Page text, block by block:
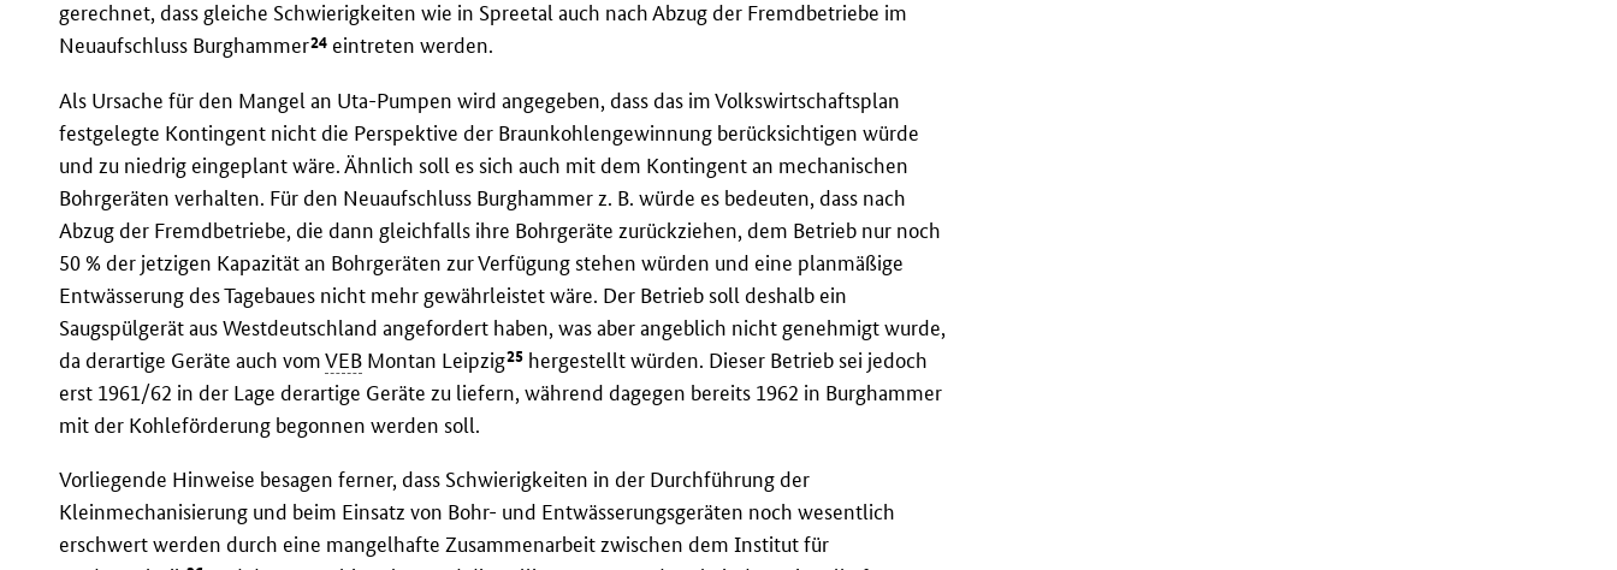
gerechnet, dass gleiche Schwierigkeiten wie in Spreetal auch nach Abzug der Fremdbetriebe im
Neuaufschluss Burghammer24 eintreten werden.
Als Ursache für den Mangel an Uta-Pumpen wird angegeben, dass das im Volkswirtschaftsplan
festgelegte Kontingent nicht die Perspektive der Braunkohlengewinnung berücksichtigen würde
und zu niedrig eingeplant wäre. Ähnlich soll es sich auch mit dem Kontingent an mechanischen
Bohrgeräten verhalten. Für den Neuaufschluss Burghammer z. B. würde es bedeuten, dass nach
Abzug der Fremdbetriebe, die dann gleichfalls ihre Bohrgeräte zurückziehen, dem Betrieb nur noch
50 % der jetzigen Kapazität an Bohrgeräten zur Verfügung stehen würden und eine planmäßige
Entwässerung des Tagebaues nicht mehr gewährleistet wäre. Der Betrieb soll deshalb ein
Saugspülgerät aus Westdeutschland angefordert haben, was aber angeblich nicht genehmigt wurde,
da derartige Geräte auch vomVEB Montan Leipzig25 hergestellt würden. Dieser Betrieb sei jedoch
erst 1961/62 in der Lage derartige Geräte zu liefern, während dagegen bereits 1962 in Burghammer
mit der Kohleförderung begonnen werden soll.
Vorliegende Hinweise besagen ferner, dass Schwierigkeiten in der Durchführung der
Kleinmechanisierung und beim Einsatz von Bohr- und Entwässerungsgeräten noch wesentlich
erschwert werden durch eine mangelhafte Zusammenarbeit zwischen dem Institut für